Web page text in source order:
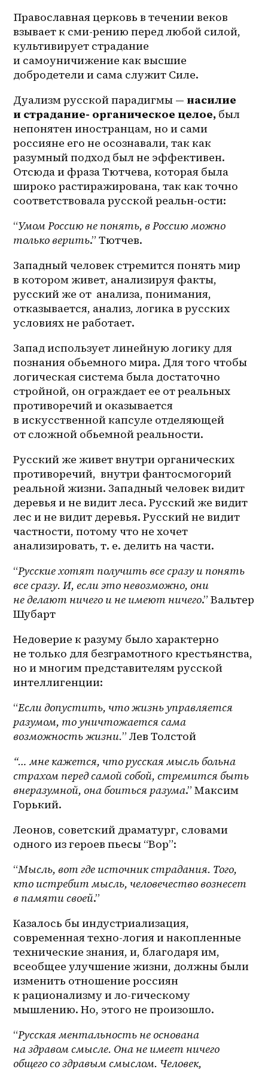
Православная церковь в течении веков
взывает к сми-рению перед любой силой,
культивирует страдание
и самоуничижение как высшие
добродетелии сама служит Силе.
Дуализм русской парадигмы — насилие
и страдание- органическое целое, был
непонятен иностранцам, но и сами
россияне его не осознавали, так как
разумный подход был не эффективен.
Отсюда и фраза Тютчева, которая была
широко растиражирована, так как точно
соответствовала русской реальн-ости:
“Умом Россию не понять, в Россию можно
только верить.” Тютчев.
Западный человек стремится понять мир
в котором живет, анализируя факты,
русский же от  анализа, понимания,
отказывается, анализ, логика в русских
условиях не работает.
Запад использует линейную логику для
познания обьемного мира. Для того чтобы
логическая система была достаточно
стройной, он ограждает ее от реальных
противоречий и оказывается
в искусственной капсуле отделяющей
от сложной обьемной реальности.
Русский же живет внутри органических
противоречий,  внутри фантосмогорий
реальной жизни. Западный человек видит
деревья и не видит леса. Русский же видит
лес и не видит деревья. Русский не видит
частности, потому что не хочет
анализировать, т. е. делить на части.
“Русские хотят получить все сразу и понять
все сразу. И, если это невозможно, они
не делают ничего и не имеют ничего.” Вальтер
Шубарт
Недоверие к разуму было характерно
не только для безграмотного крестьянства,
но и многим представителям русской
интеллигенции:
“Если допустить, что жизнь управляется
разумом, то уничтожается сама
возможность жизни.” Лев Толстой
“… мне кажется, что русская мысль больна
страхом перед самой собой, стремится быть
внеразумной, она боиться разума.” Максим
Горький.
Леонов, советский драматург, словами
одного из героев пьесы “Вор”:
“Мысль, вот где источник страдания. Того,
кто истребит мысль, человечество вознесет
в памяти своей.”
Казалось бы индустриализация,
современная техно-логия и накопленные
технические знания, и, благодаря им,
всеобщее улучшение жизни, должны были
изменить отношение россиян
к рационализму и ло-гическому
мышлению. Но, этого не произошло.
“Русская ментальность не основана
на здравом смысле. Она не имеет ничего
общего со здравым смыслом. Человек,